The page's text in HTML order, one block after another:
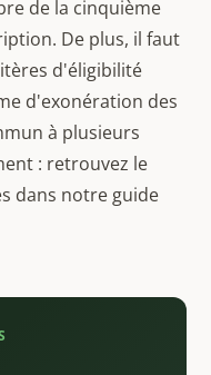
de la cinquième
De plus, il faut
d'éligibilité
d'exonération des
à plusieurs
: retrouvez le
dans notre guide